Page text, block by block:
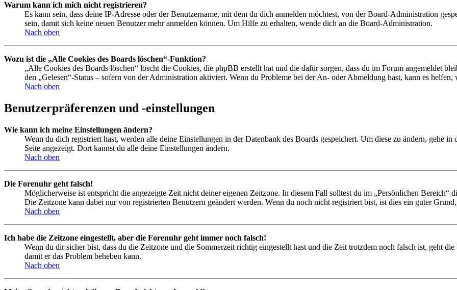
Warum kann ich mich nicht registrieren?
Es kann sein, dass deine IP-Adresse oder der Benutzername, mit dem du dich anmelden möchtest, von der Board-Administration
sein, damit sich keine neuen Benutzer mehr anmelden können. Um Hilfe zu erhalten, wende dich an die Board-Administration.
Nach oben
Wozu ist die „Alle Cookies des Boards löschen“-Funktion?
„Alle Cookies des Boards löschen“ löscht die Cookies, die phpBB erstellt hat und die dafür sorgen, dass du im Forum angemeldet
den „Gelesen“-Status – sofern von der Administration aktiviert. Wenn du Probleme bei der An- oder Abmeldung hast, kann es
Nach oben
Benutzerpräferenzen und -einstellungen
Wie kann ich meine Einstellungen ändern?
Wenn du dich registriert hast, werden alle deine Einstellungen in der Datenbank des Boards gespeichert. Um diese zu ändern, gehe
Seite angezeigt. Dort kannst du alle deine Einstellungen ändern.
Nach oben
Die Forenuhr geht falsch!
Möglicherweise ist entspricht die angezeigte Zeit nicht deiner eigenen Zeitzone. In diesem Fall solltest du im „Persönlichen Bereich“
Die Zeitzone kann dabei nur von registrierten Benutzern geändert werden. Wenn du noch nicht registriert bist, ist dies ein guter
Nach oben
Ich habe die Zeitzone eingestellt, aber die Forenuhr geht immer noch falsch!
Wenn du dir sicher bist, dass du die Zeitzone und die Sommerzeit richtig eingestellt hast und die Zeit trotzdem noch falsch ist, geht
damit er das Problem beheben kann.
Nach oben